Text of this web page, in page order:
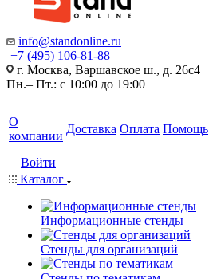
info@standonline.ru
+7 (495) 106-81-88
г. Москва, Варшавское ш., д. 26с4
Пн.– Пт.: с 10:00 до 19:00
О
компании
Доставка Оплата Помощь
Войти
Каталог
Информационные стенды
Стенды для организаций